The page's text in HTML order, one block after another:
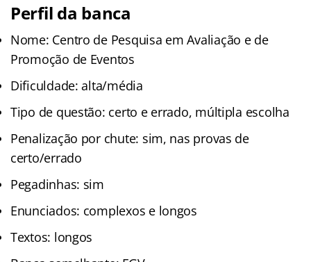
Perfil da banca
Nome: Centro de Pesquisa em Avaliação e de
Promoção de Eventos
Dificuldade: alta/média
Tipo de questão: certo e errado, múltipla escolha
Penalização por chute: sim, nas provas de
certo/errado
Pegadinhas: sim
Enunciados: complexos e longos
Textos: longos